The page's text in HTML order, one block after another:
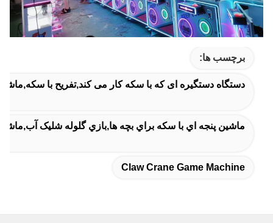
برچسب ها:
دستگاه دستگیره ای که با سکه کار می کند,تفریح با
ماشين پنجه اي با سکه براي بچه ها,بازي گلوله شليک
Claw Crane Game Machine